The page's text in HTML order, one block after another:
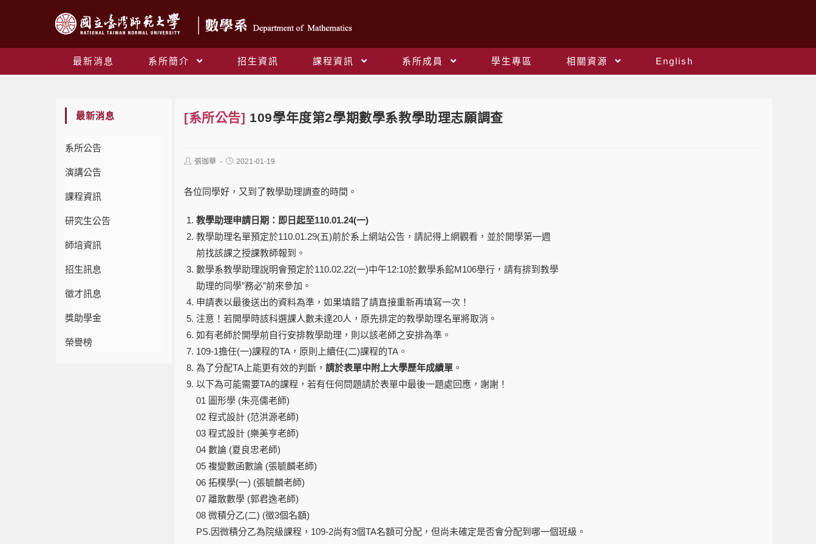
最新消息 系所簡介 招生資訊 課程資訊 系所成員 學生專區 相關資源
English
最新消息
系所公告
演講公告
課程資訊
研究生公告
師培資訊
招生訊息
徵才訊息
獎助學金
榮譽榜
[系所公告] 109學年度第2學期數學系教學助理志願調查
張珈華 2021-01-19
各位同學好，又到了教學助理調查的時間。
教學助理申請日期：即日起至110.01.24(一)
教學助理名單預定於110.01.29(五)前於系上網站公告，請記得上網觀看，並於開學第一週
前找該課之授課教師報到。
數學系教學助理說明會預定於110.02.22(一)中午12:10於數學系館M106舉行，請有排到教學
助理的同學”務必”前來參加。
申請表以最後送出的資料為準，如果填錯了請直接重新再填寫一次！
注意！若開學時該科選課人數未達20人，原先排定的教學助理名單將取消。
如有老師於開學前自行安排教學助理，則以該老師之安排為準。
109-1擔任(一)課程的TA，原則上續任(二)課程的TA。
為了分配TA上能更有效的判斷， 請於表單中附上大學歷年成績單 。
以下為可能需要TA的課程，若有任何問題請於表單中最後一題處回應，謝謝！
01 圖形學 (朱亮儒老師)
02 程式設計 (范洪源老師)
03 程式設計 (樂美亨老師)
04 數論 (夏良忠老師)
05 複變數函數論 (張毓麟老師)
06 拓樸學(一) (張毓麟老師)
07 離散數學 (郭君逸老師)
08 微積分乙(二) (徵3個名額)
PS.因微積分乙為院級課程，109-2尚有3個TA名額可分配，但尚未確定是否會分配到哪一個班級。